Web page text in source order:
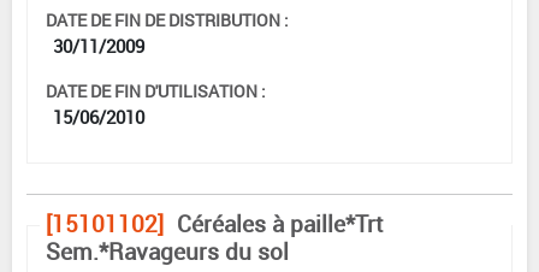
DATE DE FIN DE DISTRIBUTION :
30/11/2009
DATE DE FIN D'UTILISATION :
15/06/2010
[15101102] Céréales à paille*Trt
Sem.*Ravageurs du sol